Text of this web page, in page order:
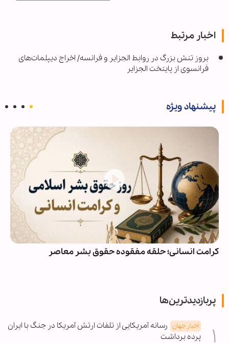
اخبار مرتبط
بروز تنش بزرگ در روابط الجزایر و فرانسه/ اخراج دیپلمات‌های
فرانسوی از پایتخت الجزایر
پیشنهاد ویژه
کرامت انسانی؛ حلقه مفقوده حقوق بشر معاصر
پربازدیدترین‌ها
اخبار جهان رسانه آمریکایی از تلفات ارتش آمریکا در جنگ با ایران
پرده برداشت